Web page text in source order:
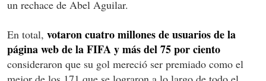
un rechace de Abel Aguilar.
En total, votaron cuatro millones de usuarios de la
página web de la FIFA y más del 75 por ciento
consideraron que su gol mereció ser premiado como el